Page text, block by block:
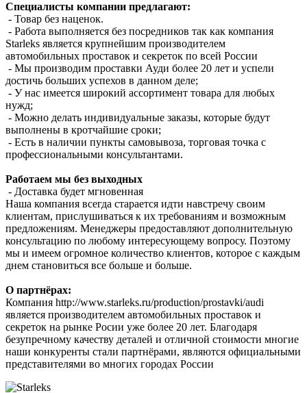
Специалисты компании предлагают:
- Товар без наценок.
- Работа выполняется без посредников так как компания
Starleks является крупнейшим производителем
автомобильных проставок и секреток по всей России
- Мы производим проставки Ауди более 20 лет и успели
достичь больших успехов в данном деле;
- У нас имеется широкий ассортимент товара для любых
нужд;
- Можно делать индивидуальные заказы, которые будут
выполнены в кротчайшие сроки;
- Есть в наличии пункты самовывоза, торговая точка с
профессиональными консультантами.
Работаем мы без выходных
- Доставка будет мгновенная
Наша компания всегда старается идти навстречу своим
клиентам, прислушиваться к их требованиям и возможным
предложениям. Менеджеры предоставляют дополнительную
консультацию по любому интересующему вопросу. Поэтому
мы и имеем огромное количество клиентов, которое с каждым
днем становиться все больше и больше.
О партнёрах:
Компания http://www.starleks.ru/production/prostavki/audi
является производителем автомобильных проставок и
секреток на рынке Росии уже более 20 лет. Благодаря
безупречному качеству деталей и отличной стоимости многие
наши конкуренты стали партнёрами, являются официальными
представителями во многих городах России